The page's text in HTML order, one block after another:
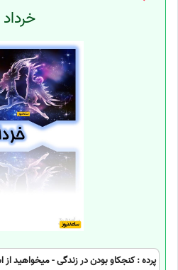
خرداد
پرده : کنجکاو بودن در زندگی - میخواهید از